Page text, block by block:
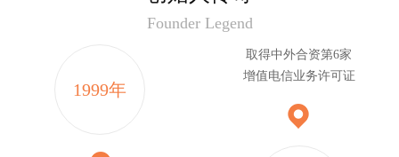
Founder Legend
1999年
取得中外合资第6家
增值电信业务许可证